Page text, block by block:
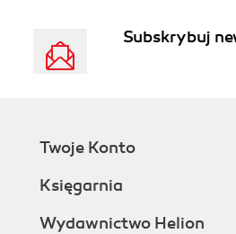
Subskrybuj
Twoje Konto
Księgarnia
Wydawnictwo Helion